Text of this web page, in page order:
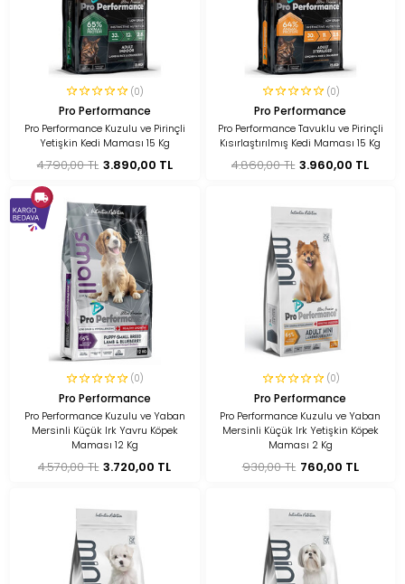
(0)
Pro Performance
Pro Performance Kuzulu ve Pirinçli
Yetişkin Kedi Maması 15 Kg
4.790,00 TL 3.890,00 TL
(0)
Pro Performance
Pro Performance Tavuklu ve Pirinçli
Kısırlaştırılmış Kedi Maması 15 Kg
4.860,00 TL 3.960,00 TL
(0)
Pro Performance
Pro Performance Kuzulu ve Yaban
Mersinli Küçük Irk Yavru Köpek
Maması 12 Kg
4.570,00 TL 3.720,00 TL
(0)
Pro Performance
Pro Performance Kuzulu ve Yaban
Mersinli Küçük Irk Yetişkin Köpek
Maması 2 Kg
930,00 TL 760,00 TL